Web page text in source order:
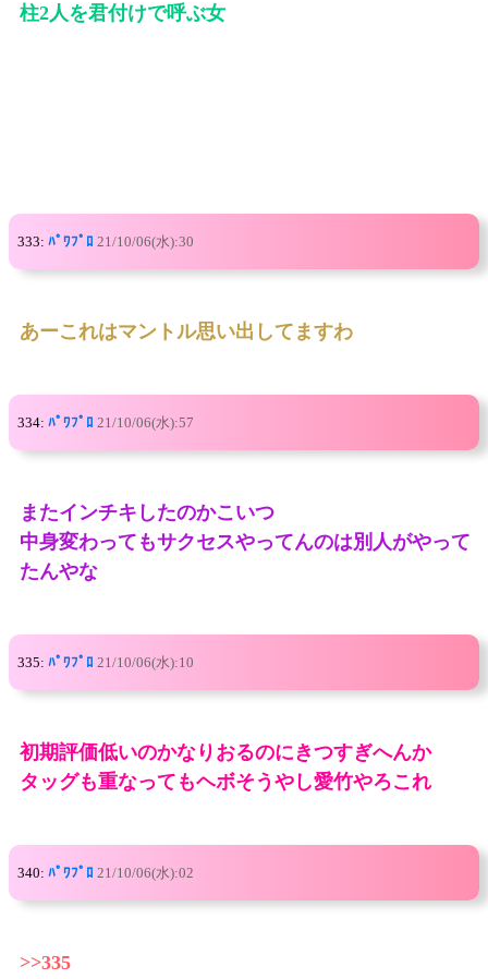
柱2人を君付けで呼ぶ女
333: ﾊﾟﾜﾌﾟﾛ 21/10/06(水):30
あーこれはマントル思い出してますわ
334: ﾊﾟﾜﾌﾟﾛ 21/10/06(水):57
またインチキしたのかこいつ
中身変わってもサクセスやってんのは別人がやって
たんやな
335: ﾊﾟﾜﾌﾟﾛ 21/10/06(水):10
初期評価低いのかなりおるのにきつすぎへんか
タッグも重なってもヘボそうやし愛竹やろこれ
340: ﾊﾟﾜﾌﾟﾛ 21/10/06(水):02
>>335